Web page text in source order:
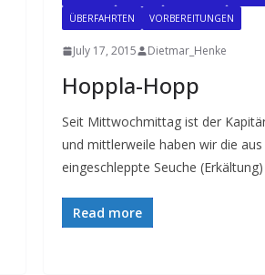
ÜBERFAHRTEN
VORBEREITUNGEN
July 17, 2015 Dietmar_Henke
Hoppla-Hopp
Seit Mittwochmittag ist der
und mittlerweile haben wir die
eingeschleppte Seuche
Read more